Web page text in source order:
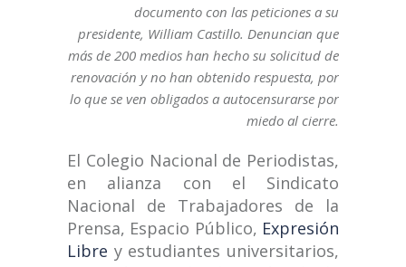
documento con las peticiones a su
presidente, William Castillo. Denuncian que
más de 200 medios han hecho su solicitud de
renovación y no han obtenido respuesta, por
lo que se ven obligados a autocensurarse por
miedo al cierre.
El Colegio Nacional de Periodistas,
en alianza con el Sindicato
Nacional de Trabajadores de la
Prensa, Espacio Público, Expresión
Libre y estudiantes universitarios,